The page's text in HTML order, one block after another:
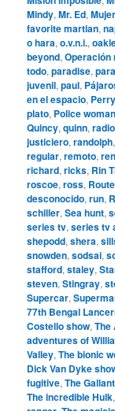
Mindy,Mr. Ed,
favorite martian,
o hara,o.v.n.i.,
beyond,Operación
todo,paradise,
juvenil,paul,
en el espacio,
plato, Police woman
Quincy,quinn,radio
justiciero,randolph,
regular,remoto,
richard,ricks, Rin
roscoe,ross,
desconocido,run,
schiller,Sea hunt,
series tv,series tv
shepodd,shera,
snowden,sodsai,
stafford,staley,
steven,Stingray,
Supercar,
77th Bengal
Costello show,The
adventures of
Valley,The bionic
Dick Van Dyke
fugitive,The
The incredible Hulk